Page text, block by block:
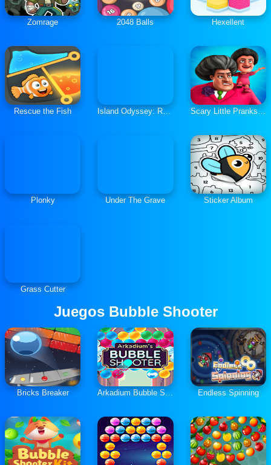
Zomrage 2048 Balls Hexellent
Rescue the Fish Island Odyssey: Return of the Sea Scary Little Prankster
Plonky Under The Grave Sticker Album
Grass Cutter
Juegos Bubble Shooter
Bricks Breaker Arkadium Bubble Shooter Endless Spinning